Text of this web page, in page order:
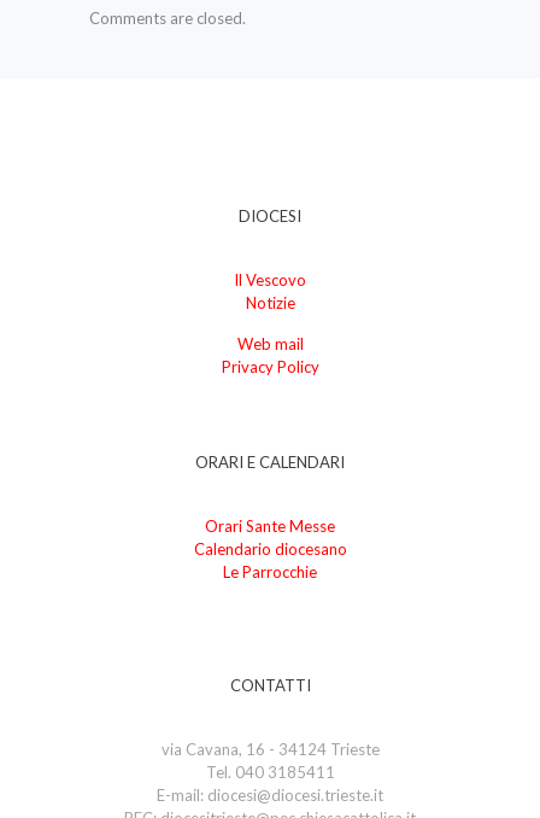
Comments are closed.
DIOCESI
Il Vescovo
Notizie
Web mail
Privacy Policy
ORARI E CALENDARI
Orari Sante Messe
Calendario diocesano
Le Parrocchie
CONTATTI
via Cavana, 16 - 34124 Trieste
Tel. 040 3185411
E-mail: diocesi@diocesi.trieste.it